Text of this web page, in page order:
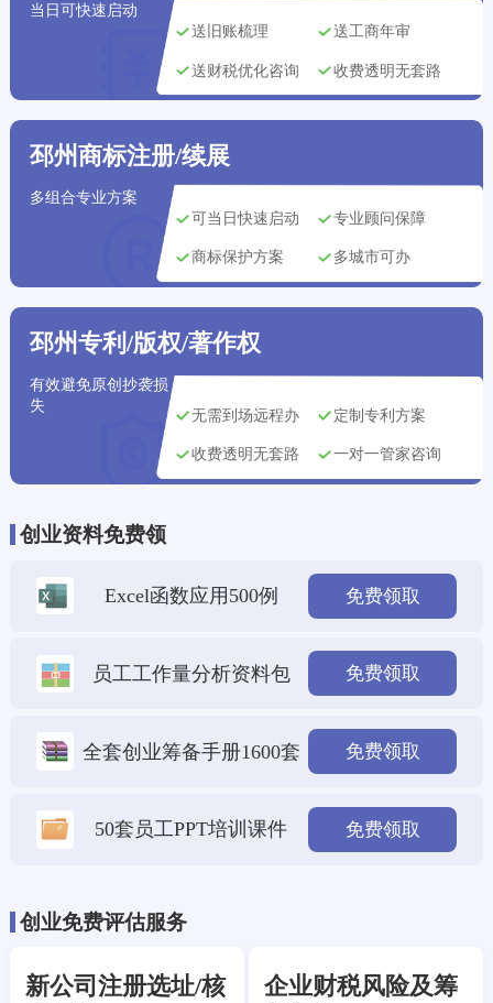
长沙市用户 132****4919 刚刚获取了 公司注册方案
161****4842 刚刚获取了 版权登记方案
福州市用户 刚刚获取了
159****9219 刚刚获取了 代理记账方案
苏州市用户 183****1868 刚刚获取了 商标注册方案
郑州市用户 179****8955 刚刚获取了
当日可快速启动
送旧账梳理
送工商年审
送财税优化咨询 收费透明无套路
邳州商标注册/续展
多组合专业方案
可当日快速启动
专业顾问保障
商标保护方案 多城市可办
邳州专利/版权/著作权
有效避免原创抄袭损
失
无需到场远程办 定制专利方案
收费透明无套路 一对一管家咨询
创业资料免费领
Excel函数应用500例 免费领取
员工工作量分析资料包 免费领取
全套创业筹备手册1600套 免费领取
50套员工PPT培训课件 免费领取
创业免费评估服务
新公司注册选址/核
企业财税风险及筹